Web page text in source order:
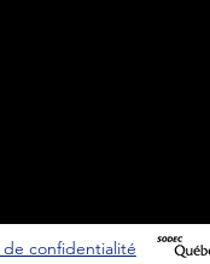
de confidentialité